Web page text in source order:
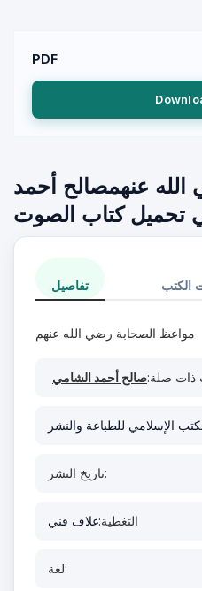
PDF
عنهمصالح أحمد
تحميل كتاب الصوت
تفاصيل الكتب
مواعظ الصحابة رضي الله عنهم
ذات صلة:صالح أحمد الشامي
الإسلامي للطباعة والنشر
تاريخ النشر:
التغطية:غلاف فني
لغة: